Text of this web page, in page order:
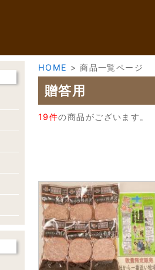
HOME >商品一覧ページ
贈答用
19件の商品がございます。